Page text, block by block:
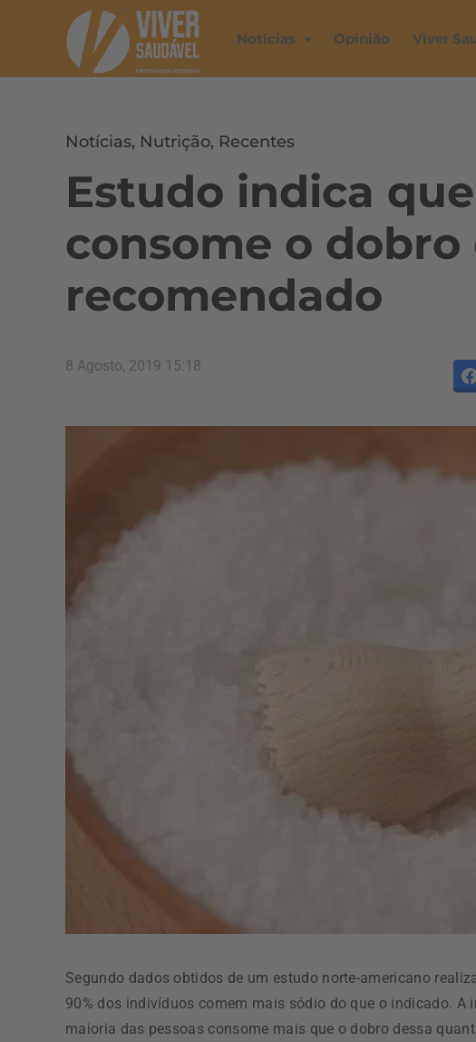
Notícias Opinião Viver
Notícias, Nutrição, Recentes
Estudo indica
consome o dobro
recomendado
8 Agosto, 2019 15:18
Segundo dados obtidos de um estudo norte-americano
90% dos indivíduos comem mais sódio do que o indicado. A
maioria das pessoas consome mais que o dobro dessa